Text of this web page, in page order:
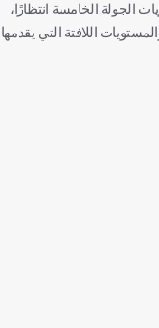
الجولة الخامسة انتظارًا،
اللافتة التي يقدمها